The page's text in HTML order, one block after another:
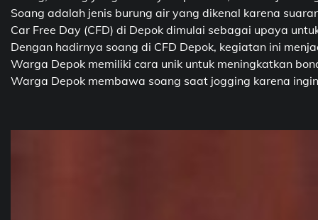
Soang adalah jenis burung air yang dikenal karena
Car Free Day (CFD) di Depok dimulai sebagai upaya
Dengan hadirnya soang di CFD Depok, kegiatan ini
Warga Depok memiliki cara unik untuk meningkatkan
Warga Depok membawa soang saat jogging karena